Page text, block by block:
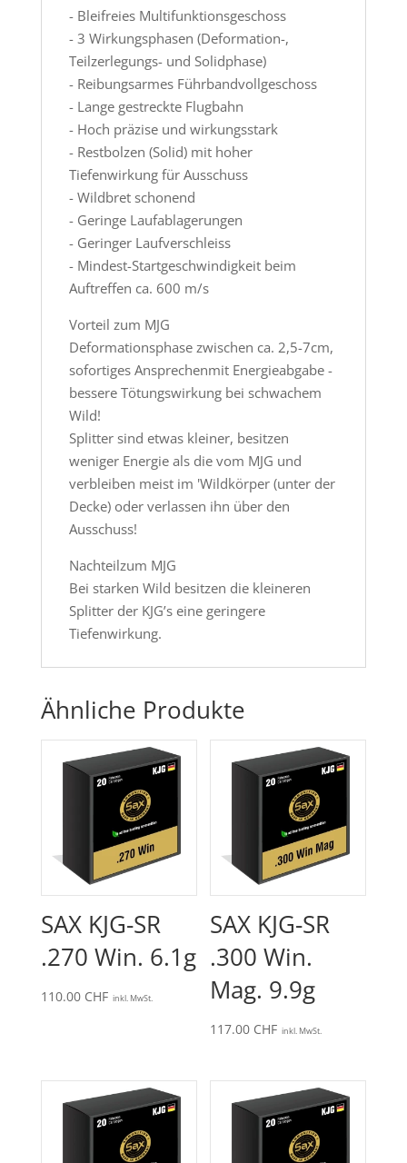
- Bleifreies Multifunktionsgeschoss
- 3 Wirkungsphasen (Deformation-,
Teilzerlegungs- und Solidphase)
- Reibungsarmes Führbandvollgeschoss
- Lange gestreckte Flugbahn
- Hoch präzise und wirkungsstark
- Restbolzen (Solid) mit hoher
Tiefenwirkung für Ausschuss
- Wildbret schonend
- Geringe Laufablagerungen
- Geringer Laufverschleiss
- Mindest-Startgeschwindigkeit beim
Auftreffen ca. 600 m/s
Vorteil zum MJG
Deformationsphase zwischen ca. 2,5-7cm,
sofortiges Ansprechenmit Energieabgabe -
bessere Tötungswirkung bei schwachem
Wild!
Splitter sind etwas kleiner, besitzen
weniger Energie als die vom MJG und
verbleiben meist im 'Wildkörper (unter der
Decke) oder verlassen ihn über den
Ausschuss!
Nachteilzum MJG
Bei starken Wild besitzen die kleineren
Splitter der KJG’s eine geringere
Tiefenwirkung.
Ähnliche Produkte
SAX KJG-SR
.270 Win. 6.1g
110.00 CHF inkl. MwSt.
SAX KJG-SR
.300 Win.
Mag. 9.9g
117.00 CHF inkl. MwSt.